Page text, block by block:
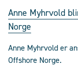
Anne Myhrvold
Norge
Anne Myhrvold er
Offshore Norge.